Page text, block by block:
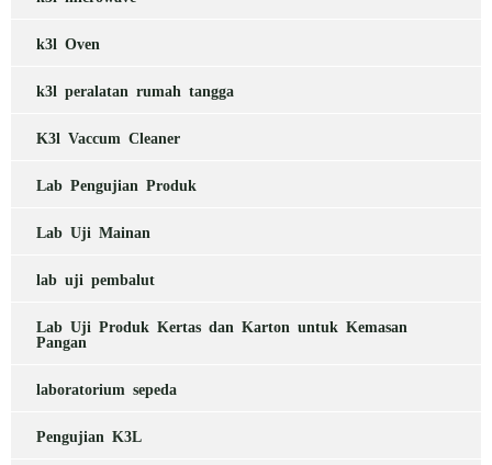
k3l Oven
k3l peralatan rumah tangga
K3l Vaccum Cleaner
Lab Pengujian Produk
Lab Uji Mainan
lab uji pembalut
Lab Uji Produk Kertas dan Karton untuk Kemasan
Pangan
laboratorium sepeda
Pengujian K3L